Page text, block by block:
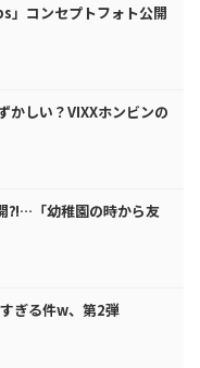
コンセプトフォト公開
かしい？VIXXホンビンの
⁈…「幼稚園の時から友
ぎる件w、第2弾